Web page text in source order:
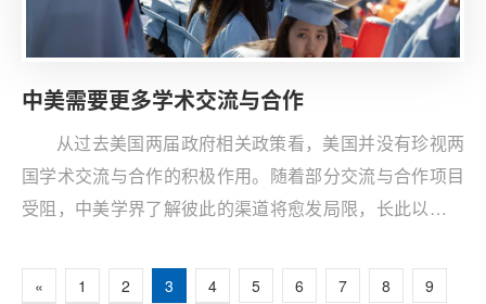
中美需要更多学术交流与合作
从过去美国两届政府相关政策看，美国并没有珍视两
国学术交流与合作的积极作用。随着部分交流与合作项目
受阻，中美学界了解彼此的渠道将愈发局限，长此以往只
« 1 2 3 4 5 6 7 8
9